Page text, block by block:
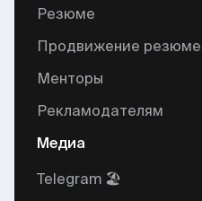
Резюме
Продвижение резюме
Менторы
Рекламодателям
Медиа
Telegram 🏖